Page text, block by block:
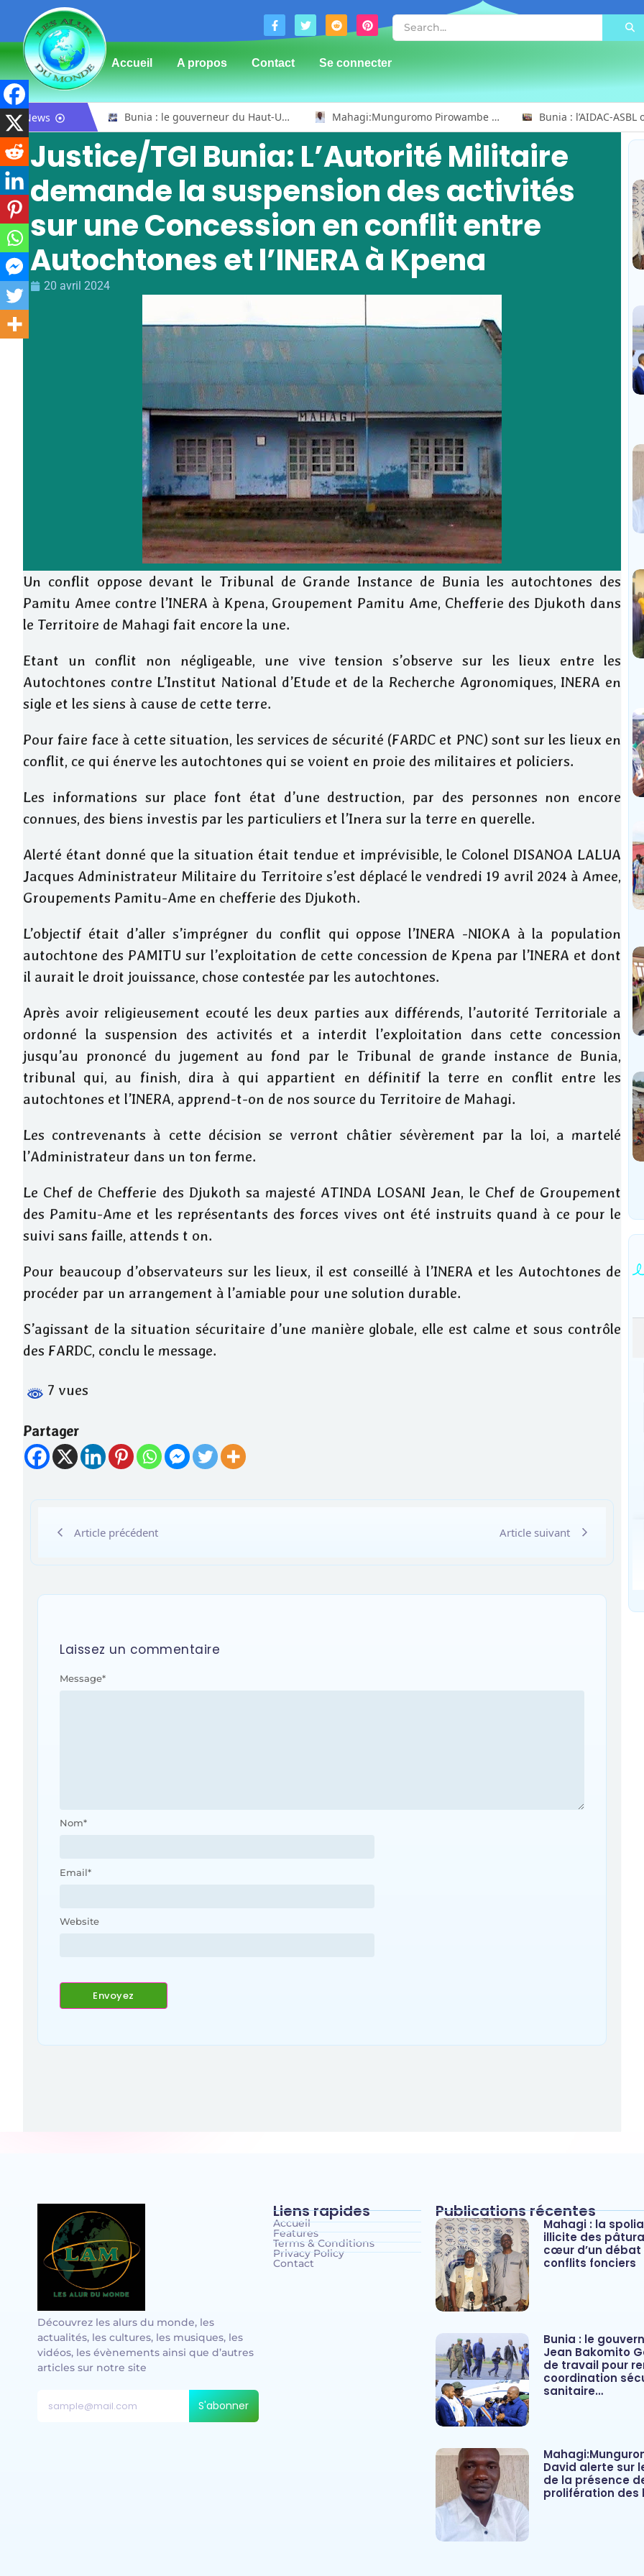
Accueil A propos Contact Se connecter
News Bunia : le gouverneur du Haut-Uélé, Jean Bakomito Gambu, en mission de travail pour renforcer la coordination sécuritaire et sanitaire avec l’Ituri Mahagi:Munguromo Pirowambe David alerte sur le renforcement de la présence de la CODECO et la prolifération des barrières illégales
Justice/TGI Bunia: L’Autorité Militaire
demande la suspension des activités
sur une Concession en conflit entre
Autochtones et l’INERA à Kpena
20 avril 2024
Un conflit oppose devant le Tribunal de Grande Instance de Bunia les autochtones des
Pamitu Amee contre l’INERA à Kpena, Groupement Pamitu Ame, Chefferie des Djukoth dans
le Territoire de Mahagi fait encore la une.
Etant un conflit non négligeable, une vive tension s’observe sur les lieux entre les
Autochtones contre L’Institut National d’Etude et de la Recherche Agronomiques, INERA en
sigle et les siens à cause de cette terre.
Pour faire face à cette situation, les services de sécurité (FARDC et PNC) sont sur les lieux en
conflit, ce qui énerve les autochtones qui se voient en proie des militaires et policiers.
Les informations sur place font état d’une destruction, par des personnes non encore
connues, des biens investis par les particuliers et l’Inera sur la terre en querelle.
Alerté étant donné que la situation était tendue et imprévisible, le Colonel DISANOA LALUA
Jacques Administrateur Militaire du Territoire s’est déplacé le vendredi 19 avril 2024 à Amee,
Groupements Pamitu-Ame en chefferie des Djukoth.
L’objectif était d’aller s’imprégner du conflit qui oppose l’INERA -NIOKA à la population
autochtone des PAMITU sur l’exploitation de cette concession de Kpena par l’INERA et dont
il aurait le droit jouissance, chose contestée par les autochtones.
Après avoir religieusement ecouté les deux parties aux différends, l’autorité Territoriale a
ordonné la suspension des activités et a interdit l’exploitation dans cette concession
jusqu’au prononcé du jugement au fond par le Tribunal de grande instance de Bunia,
tribunal qui, au finish, dira à qui appartient en définitif la terre en conflit entre les
autochtones et l’INERA, apprend-t-on de nos source du Territoire de Mahagi.
Les contrevenants à cette décision se verront châtier sévèrement par la loi, a martelé
l’Administrateur dans un ton ferme.
Le Chef de Chefferie des Djukoth sa majesté ATINDA LOSANI Jean, le Chef de Groupement
des Pamitu-Ame et les représentants des forces vives ont été instruits quand à ce pour le
suivi sans faille, attends t on.
Pour beaucoup d’observateurs sur les lieux, il est conseillé à l’INERA et les Autochtones de
procéder par un arrangement à l’amiable pour une solution durable.
S’agissant de la situation sécuritaire d’une manière globale, elle est calme et sous contrôle
des FARDC, conclu le message.
7 vues
Partager
Article précédent Article suivant
Laissez un commentaire
Message*
Nom*
Email*
Website
Découvrez les alurs du monde, les
actualités, les cultures, les musiques, les
vidéos, les évènements ainsi que d’autres
articles sur notre site
S'abonner
Liens rapides
Accueil
Features
Terms & Conditions
Privacy Policy
Contact
Publications récentes
Mahagi : la
illicite des
cœur d’un débat
conflits fonciers
Bunia : le
Jean Bakomito
de travail pour
coordination
sanitaire…
David alerte sur
de la présence
prolifération des